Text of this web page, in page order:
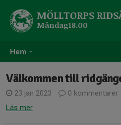
Hem
MÖLLTORPS
Måndag18.00
Välkommen till
23 jan 2023
0 kommentarer
Läs mer